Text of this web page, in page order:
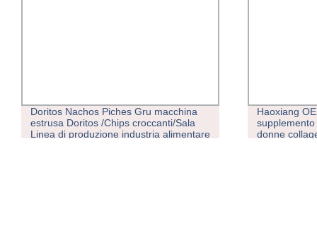
Doritos Nachos Piches Gru macchina
estrusa Doritos /Chips croccanti/Sala
Linea di produzione industria alimentare
Haoxiang
donne